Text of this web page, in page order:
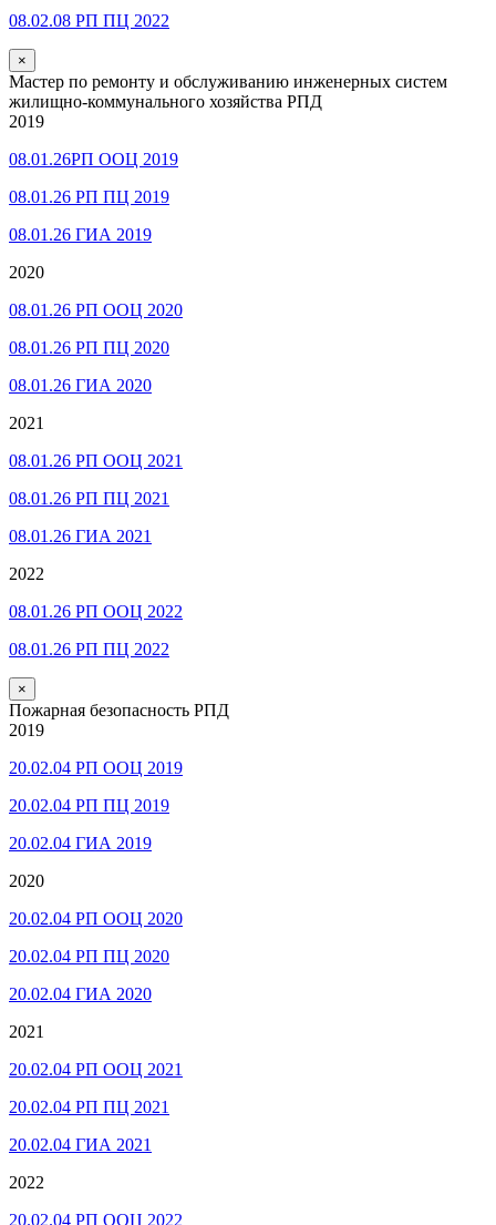
08.02.08 РП ПЦ 2022
×
Мастер по ремонту и обслуживанию инженерных систем
жилищно-коммунального хозяйства РПД
2019
08.01.26РП ООЦ 2019
08.01.26 РП ПЦ 2019
08.01.26 ГИА 2019
2020
08.01.26 РП ООЦ 2020
08.01.26 РП ПЦ 2020
08.01.26 ГИА 2020
2021
08.01.26 РП ООЦ 2021
08.01.26 РП ПЦ 2021
08.01.26 ГИА 2021
2022
08.01.26 РП ООЦ 2022
08.01.26 РП ПЦ 2022
×
Пожарная безопасность РПД
2019
20.02.04 РП ООЦ 2019
20.02.04 РП ПЦ 2019
20.02.04 ГИА 2019
2020
20.02.04 РП ООЦ 2020
20.02.04 РП ПЦ 2020
20.02.04 ГИА 2020
2021
20.02.04 РП ООЦ 2021
20.02.04 РП ПЦ 2021
20.02.04 ГИА 2021
2022
20.02.04 РП ООЦ 2022